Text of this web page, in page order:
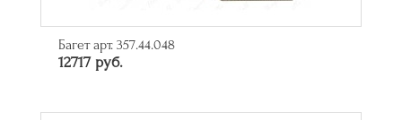
Багет арт. 357.44.048
12717 руб.